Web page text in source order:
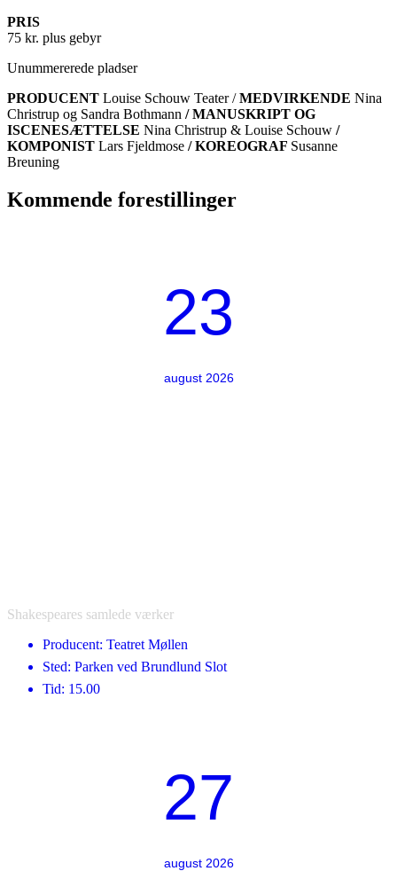
PRIS
75 kr. plus gebyr
Unummererede pladser
PRODUCENT Louise Schouw Teater /MEDVIRKENDE Nina
Christrup og Sandra Bothmann / MANUSKRIPT OG
ISCENESÆTTELSE Nina Christrup & Louise Schouw /
KOMPONIST Lars Fjeldmose / KOREOGRAF Susanne
Breuning
Kommende forestillinger
23
august 2026
Shakespeares samlede værker
Producent: Teatret Møllen
Sted: Parken ved Brundlund Slot
Tid: 15.00
27
august 2026